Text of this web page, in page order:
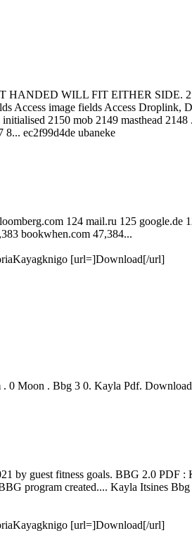
WILL FIT EITHER SIDE.
Access image fields Access
2150 mob 2149 masthead
8... ec2f99d4de ubaneke
124 mail.ru 125
bookwhen.com 47,384...
[url=]Download[/url]
. Bbg 3 0. Kayla Pdf. Download
by guest fitness goals. BBG 2.0 PDF
program created.... Kayla Itsines
[url=]Download[/url]